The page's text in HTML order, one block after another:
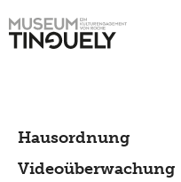
Hauptnavigation
to
Hausordnung
Videoüberwachung